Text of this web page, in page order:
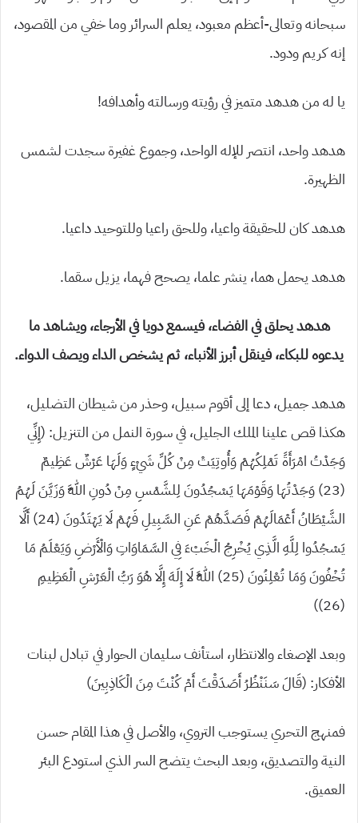
سبحانه وتعالى-أعظم معبود، يعلم السرائر وما خفي من المقصود،
إنه كريم ودود.
يا له من هدهد متميز في رؤيته ورسالته وأهدافه!
هدهد واحد، انتصر للإله الواحد، وجموع غفيرة سجدت لشمس
الظهيرة.
هدهد كان للحقيقة واعيا، وللحق راعيا وللتوحيد داعيا.
هدهد يحمل هما، ينشر علما، يصحح فهما، يزيل سقما.
هدهد يحلق في الفضاء، فيسمع دويا في الأرجاء، ويشاهد ما
يدعوه للبكاء، فينقل أبرز الأنباء، ثم يشخص الداء ويصف الدواء.
هدهد جميل، دعا إلى أقوم سبيل، وحذر من شيطان التضليل،
هكذا قص علينا الملك الجليل، في سورة النمل من التنزيل: (إِنِّي
وَجَدْتُ امْرَأَةً تَمْلِكُهُمْ وَأُوتِيَتْ مِنْ كُلِّ شَيْءٍ وَلَهَا عَرْشٌ عَظِيمٌ
(23) وَجَدْتُهَا وَقَوْمَهَا يَسْجُدُونَ لِلشَّمْسِ مِنْ دُونِ اللَّهِ وَزَيَّنَ لَهُمُ
الشَّيْطَانُ أَعْمَالَهُمْ فَصَدَّهُمْ عَنِ السَّبِيلِ فَهُمْ لَا يَهْتَدُونَ (24) أَلَّا
يَسْجُدُوا لِلَّهِ الَّذِي يُخْرِجُ الْخَبْءَ فِي السَّمَاوَاتِ وَالْأَرْضِ وَيَعْلَمُ مَا
تُخْفُونَ وَمَا تُعْلِنُونَ (25) اللَّهُ لَا إِلَهَ إِلَّا هُوَ رَبُّ الْعَرْشِ الْعَظِيمِ
(26))
وبعد الإصغاء والانتظار، استأنف سليمان الحوار في تبادل لبنات
الأفكار: (قَالَ سَنَنْظُرُ أَصَدَقْتَ أَمْ كُنْتَ مِنَ الْكَاذِبِينَ)
فمنهج التحري يستوجب التروي، والأصل في هذا المقام حسن
النية والتصديق، وبعد البحث يتضح السر الذي استودع البئر
العميق.